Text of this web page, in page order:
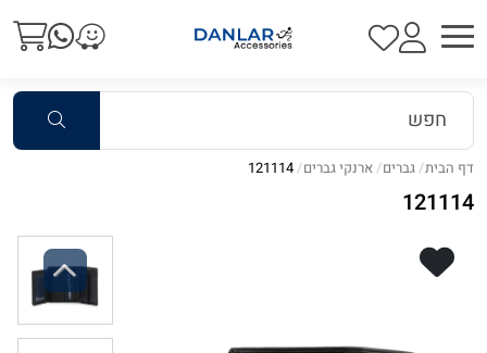
דף הבית גברים ארנקי גברים 121114
121114
Previous